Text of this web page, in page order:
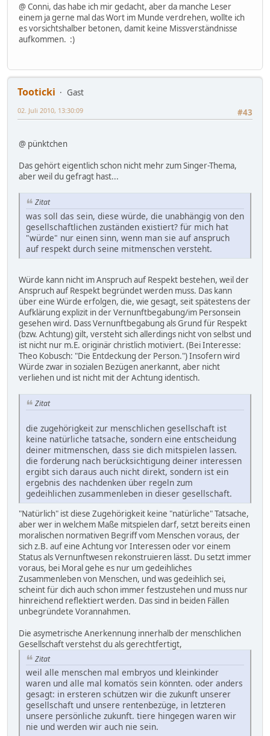
@ Conni, das habe ich mir gedacht, aber da manche Leser
einem ja gerne mal das Wort im Munde verdrehen, wollte ich
es vorsichtshalber betonen, damit keine Missverständnisse
aufkommen. :)
Tooticki
Gast
#43
02. Juli 2010, 13:30:09
@ pünktchen
Das gehört eigentlich schon nicht mehr zum Singer-Thema,
aber weil du gefragt hast...
Zitat
was soll das sein, diese würde, die unabhängig von den
gesellschaftlichen zuständen existiert? für mich hat
"würde" nur einen sinn, wenn man sie auf anspruch
auf respekt durch seine mitmenschen versteht.
Würde kann nicht im Anspruch auf Respekt bestehen, weil der
Anspruch auf Respekt begründet werden muss. Das kann
über eine Würde erfolgen, die, wie gesagt, seit spätestens der
Aufklärung explizit in der Vernunftbegabung/im Personsein
gesehen wird. Dass Vernunftbegabung als Grund für Respekt
(bzw. Achtung) gilt, versteht sich allerdings nicht von selbst und
ist nicht nur m.E. originär christlich motiviert. (Bei Interesse:
Theo Kobusch: "Die Entdeckung der Person.") Insofern wird
Würde zwar in sozialen Bezügen anerkannt, aber nicht
verliehen und ist nicht mit der Achtung identisch.
Zitat
die zugehörigkeit zur menschlichen gesellschaft ist
keine natürliche tatsache, sondern eine entscheidung
deiner mitmenschen, dass sie dich mitspielen lassen.
die forderung nach berücksichtigung deiner interessen
ergibt sich daraus auch nicht direkt, sondern ist ein
ergebnis des nachdenken über regeln zum
gedeihlichen zusammenleben in dieser gesellschaft.
"Natürlich" ist diese Zugehörigkeit keine "natürliche" Tatsache,
aber wer in welchem Maße mitspielen darf, setzt bereits einen
moralischen normativen Begriff vom Menschen voraus, der
sich z.B. auf eine Achtung vor Interessen oder vor einem
Status als Vernunftwesen rekonstruieren lässt. Du setzt immer
voraus, bei Moral gehe es nur um gedeihliches
Zusammenleben von Menschen, und was gedeihlich sei,
scheint für dich auch schon immer festzustehen und muss nur
hinreichend reflektiert werden. Das sind in beiden Fällen
unbegründete Vorannahmen.
Die asymetrische Anerkennung innerhalb der menschlichen
Gesellschaft verstehst du als gerechtfertigt,
Zitat
weil alle menschen mal embryos und kleinkinder
waren und alle mal komatös sein könnten. oder anders
gesagt: in ersteren schützen wir die zukunft unserer
gesellschaft und unsere rentenbezüge, in letzteren
unsere persönliche zukunft. tiere hingegen waren wir
nie und werden wir auch nie sein.